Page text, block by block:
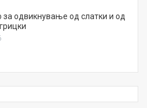
за одвикнување од слатки и од